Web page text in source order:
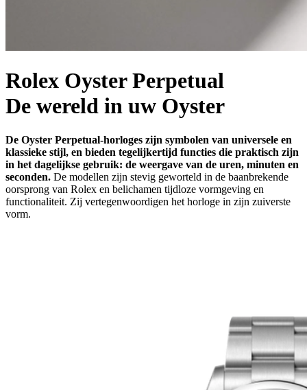
Rolex Oyster Perpetual
De wereld in uw Oyster
De Oyster Perpetual-horloges zijn symbolen van universele en
klassieke stijl, en bieden tegelijkertijd functies die praktisch zijn
in het dagelijkse gebruik: de weergave van de uren, minuten en
seconden. De modellen zijn stevig geworteld in de baanbrekende
oorsprong van Rolex en belichamen tijdloze vormgeving en
functionaliteit. Zij vertegen­woordigen het horloge in zijn zuiverste
vorm.